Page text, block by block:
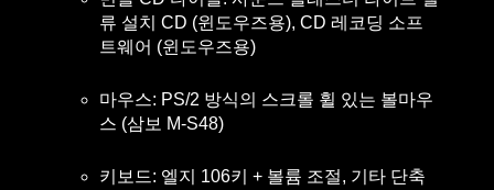
류 설치 CD (윈도우즈용), CD 레코딩 소프
트웨어 (윈도우즈용)
마우스: PS/2 방식의 스크롤 휠 있는 볼마우
스 (삼보 M-S48)
키보드: 엘지 106키 + 볼륨 조절, 기타 단축